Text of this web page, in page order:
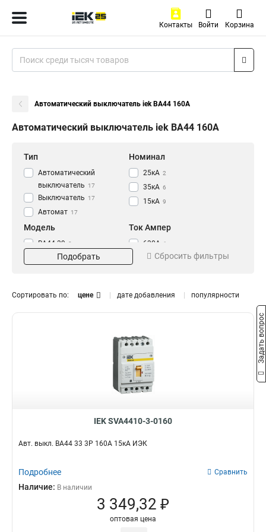
Контакты Войти Корзина
Автоматический выключатель iek ВА44 160А
Автоматический выключатель iek ВА44 160А
Тип
Автоматический
выключатель
17
Выключатель 17
Автомат 17
Номинал
25кА 2
35кА 6
15кА 9
Модель
ВА44-39 3
ВА44-37 3
Ток Ампер
630А 1
500А 1
160А
125А 1
80А
400А
250А
Кол-во полюсов
Подобрать Сбросить фильтры
Сортировать по: цене дате добавления популярности
IEK SVA4410-3-0160
Авт. выкл. ВА44 33 3Р 160А 15кА ИЭК
Подробнее Сравнить
Наличие: В наличии
3 349,32 ₽
оптовая цена
Задать вопрос